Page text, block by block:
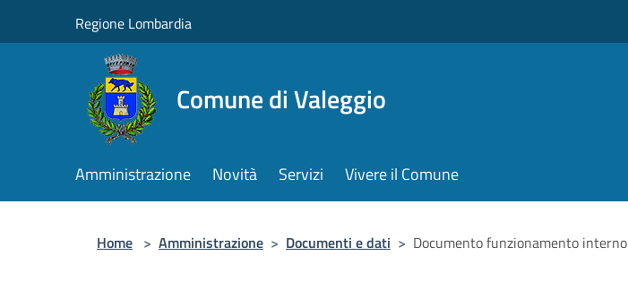
Regione Lombardia
Comune di Valeggio
Amministrazione Novità Servizi Vivere il Comune
Home > Amministrazione > Documenti e dati > Documento funzionamento interno